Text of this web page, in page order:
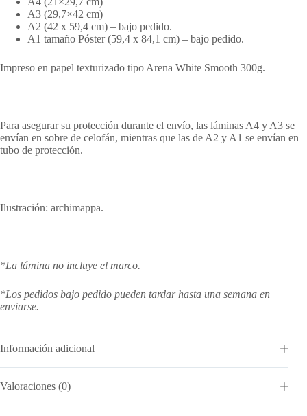
A3 (29,7×42 cm)
A2 (42 x 59,4 cm) – bajo pedido.
A1 tamaño Póster (59,4 x 84,1 cm) – bajo pedido.
Impreso en papel texturizado tipo Arena White Smooth 300g.
Para asegurar su protección durante el envío, las láminas A4 y A3 se
envían en sobre de celofán, mientras que las de A2 y A1 se envían en
tubo de protección.
Ilustración: archimappa.
*La lámina no incluye el marco.
*Los pedidos bajo pedido pueden tardar hasta una semana en
enviarse.
Información adicional
Valoraciones (0)